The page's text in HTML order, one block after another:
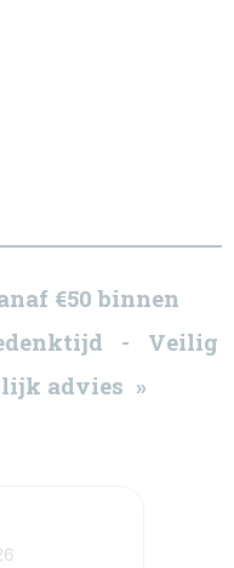
€50 binnen
- Veilig
advies »